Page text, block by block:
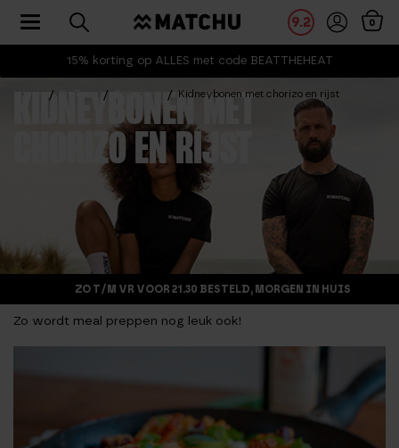
15% korting op ALLES met code BEATTHEHEAT
9.2 0
Toggle navigation
Kidneybonen met chorizo en rijst
KIDNEYBONEN MET
CHORIZO EN RIJST
ZO T/M VR VOOR 21.30 BESTELD, MORGEN IN HUIS
Zo wordt meal preppen nog leuk ook!